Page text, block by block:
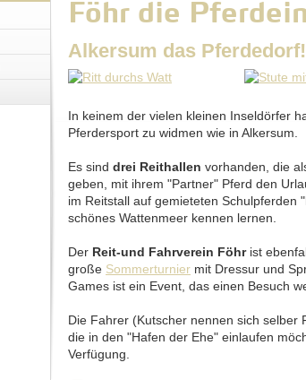
Föhr die
Alkersum das Pferdedorf!
In keinem der vielen kleinen Inseldörfer
Pferdersport zu widmen wie in Alkersum.
Es sind drei Reithallen vorhanden, die
geben, mit ihrem "Partner" Pferd den
im Reitstall auf gemieteten
schönes Wattenmeer kennen lernen.
Der Reit-und Fahrverein Föhrist
große Sommerturnier mit Dressur und
Games ist ein Event, das einen Besuch
Die Fahrer (Kutscher nennen sich selber
die in den "Hafen der Ehe" einlaufen
Verfügung.